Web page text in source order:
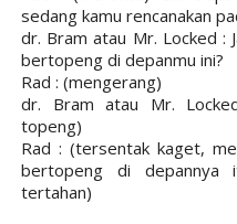
sedang kamu rencanakan
dr. Bram atau Mr. Locked :
bertopeng di depanmu ini?
Rad : (mengerang)
dr. Bram atau Mr.
topeng)
Rad : (tersentak kaget,
bertopeng di depannya
tertahan)